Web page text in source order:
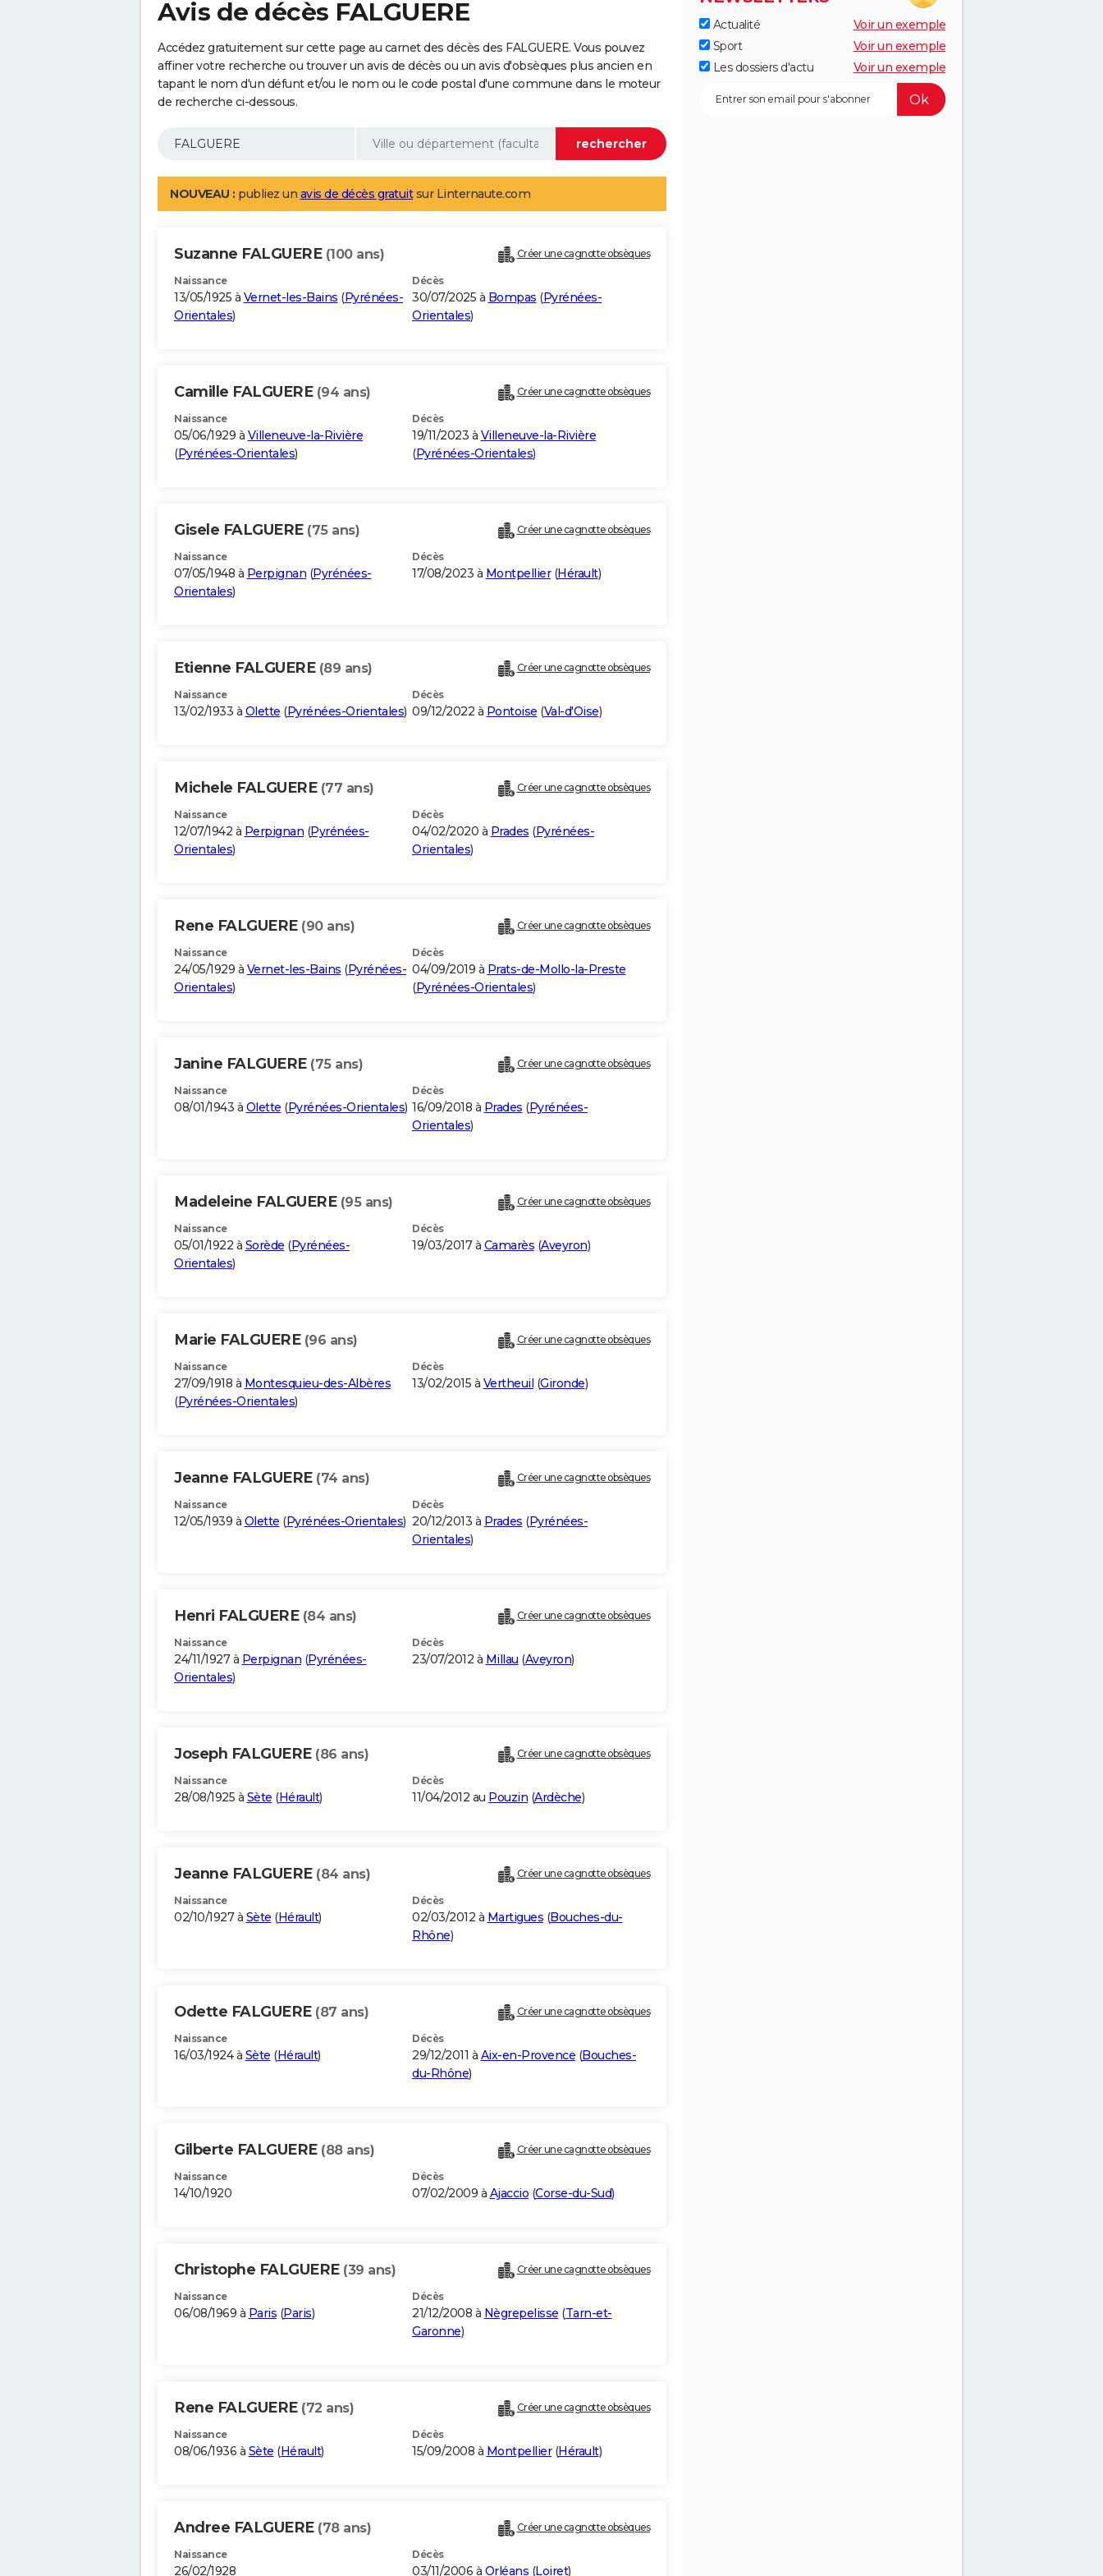
Avis de décès FALGUERE
Accédez gratuitement sur cette page au carnet des décès des FALGUERE. Vous pouvez
affiner votre recherche ou trouver un avis de décès ou un avis d'obsèques plus ancien en
tapant le nom d'un défunt et/ou le nom ou le code postal d'une commune dans le moteur
de recherche ci-dessous.
NOUVEAU : publiez un avis de décès gratuitsur Linternaute.com
Suzanne FALGUERE (100 ans) Créer une cagnotte obsèques
Naissance
13/05/1925 à Vernet-les-Bains (Pyrénées-
Orientales)
Décès
30/07/2025 à Bompas (Pyrénées-
Orientales)
Camille FALGUERE (94 ans) Créer une cagnotte obsèques
Naissance
05/06/1929 à Villeneuve-la-Rivière
(Pyrénées-Orientales)
Décès
19/11/2023 à Villeneuve-la-Rivière
(Pyrénées-Orientales)
Gisele FALGUERE (75 ans) Créer une cagnotte obsèques
Naissance
07/05/1948 à Perpignan (Pyrénées-
Orientales)
Décès
17/08/2023 à Montpellier(Hérault)
Etienne FALGUERE (89 ans) Créer une cagnotte obsèques
Naissance
13/02/1933 à Olette (Pyrénées-Orientales)
Décès
09/12/2022 à Pontoise (Val-d'Oise)
Michele FALGUERE (77 ans) Créer une cagnotte obsèques
Naissance
12/07/1942 à Perpignan (Pyrénées-
Orientales)
Décès
04/02/2020 à Prades (Pyrénées-
Orientales)
Rene FALGUERE (90 ans) Créer une cagnotte obsèques
Naissance
24/05/1929 à Vernet-les-Bains (Pyrénées-
Orientales)
Décès
04/09/2019 à Prats-de-Mollo-la-Preste
(Pyrénées-Orientales)
Janine FALGUERE (75 ans) Créer une cagnotte obsèques
Naissance
08/01/1943 à Olette (Pyrénées-Orientales)
Décès
16/09/2018 à Prades (Pyrénées-
Orientales)
Madeleine FALGUERE (95 ans) Créer une cagnotte obsèques
Naissance
05/01/1922 à Sorède (Pyrénées-
Orientales)
Décès
19/03/2017 à Camarès (Aveyron)
Marie FALGUERE (96 ans) Créer une cagnotte obsèques
Naissance
27/09/1918 à Montesquieu-des-Albères
(Pyrénées-Orientales)
Décès
13/02/2015 à Vertheuil (Gironde)
Jeanne FALGUERE (74 ans) Créer une cagnotte obsèques
Naissance
12/05/1939 à Olette (Pyrénées-Orientales)
Décès
20/12/2013 à Prades (Pyrénées-
Orientales)
Henri FALGUERE (84 ans) Créer une cagnotte obsèques
Naissance
24/11/1927 à Perpignan (Pyrénées-
Orientales)
Décès
23/07/2012 à Millau (Aveyron)
Joseph FALGUERE (86 ans) Créer une cagnotte obsèques
Naissance
28/08/1925 à Sète (Hérault)
Décès
11/04/2012 au Pouzin (Ardèche)
Jeanne FALGUERE (84 ans) Créer une cagnotte obsèques
Naissance
02/10/1927 à Sète (Hérault)
Décès
02/03/2012 à Martigues (Bouches-du-
Rhône)
Odette FALGUERE (87 ans) Créer une cagnotte obsèques
Naissance
16/03/1924 à Sète (Hérault)
Décès
29/12/2011 à Aix-en-Provence (Bouches-
du-Rhône)
Gilberte FALGUERE (88 ans) Créer une cagnotte obsèques
Naissance
14/10/1920
Décès
07/02/2009 à Ajaccio (Corse-du-Sud)
Christophe FALGUERE (39 ans) Créer une cagnotte obsèques
Naissance
06/08/1969 à Paris (Paris)
Décès
21/12/2008 à Nègrepelisse (Tarn-et-
Garonne)
Rene FALGUERE (72 ans) Créer une cagnotte obsèques
Naissance
08/06/1936 à Sète (Hérault)
Décès
15/09/2008 à Montpellier(Hérault)
Andree FALGUERE (78 ans) Créer une cagnotte obsèques
Naissance
26/02/1928
Décès
03/11/2006 à Orléans (Loiret)
Actualité
Voir un exemple
Sport
Voir un exemple
Les dossiers d'actu
Voir un exemple